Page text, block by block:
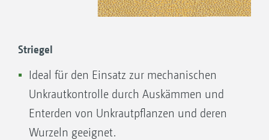
Striegel
Ideal für den Einsatz zur mechanischen
Unkrautkontrolle durch Auskämmen und
Enterden von Unkrautpflanzen und deren
Wurzeln geeignet.